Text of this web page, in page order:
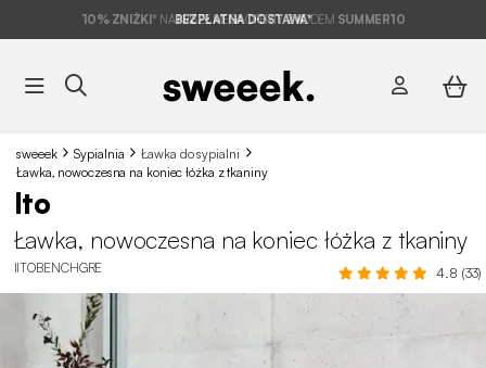
10% ZNIŻKI*NA NASZE MEGA OFERTY Z KODEM SUMMER10
BEZPŁATNA DOSTAWA*
sweeek Sypialnia
Ławka do sypialni
Ławka, nowoczesna na koniec łóżka z tkaniny
Ito
Ławka, nowoczesna na koniec łóżka z tkaniny
IITOBENCHGRE 4.8 (33)